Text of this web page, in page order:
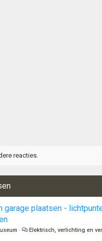
reacties.
garage plaatsen -
Elektrisch, verlichting en